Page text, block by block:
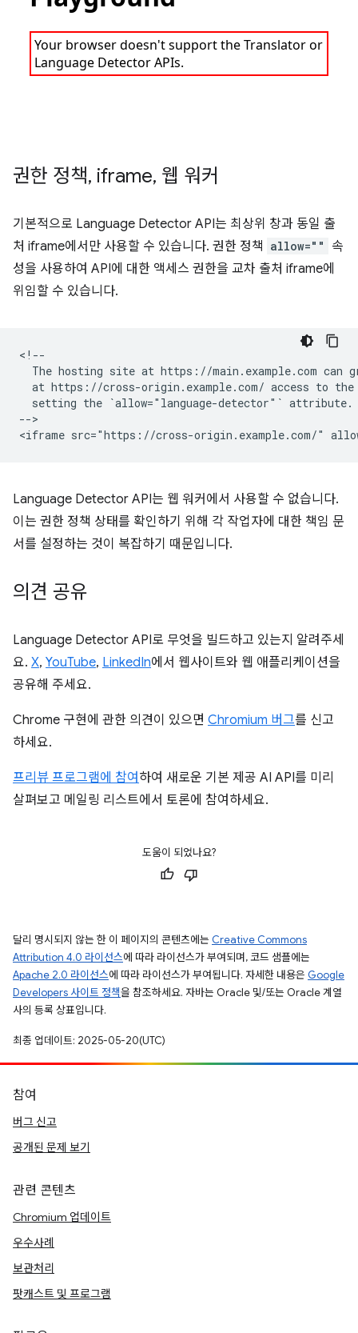
권한 정책, iframe, 웹 워커
기본적으로 Language Detector API는 최상위 창과 동일 출
처 iframe에서만 사용할 수 있습니다. 권한 정책 allow=""
속
성을 사용하여 API에 대한 액세스 권한을 교차 출처 iframe에
위임할 수 있습니다.
<!--
The hosting site at https://main.example.com can
at https://cross-origin.example.com/ access to
  setting the `allow="language-detector"` attribute.
-->
Language Detector API는 웹 워커에서 사용할 수 없습니다.
이는 권한 정책 상태를 확인하기 위해 각 작업자에 대한 책임 문
서를 설정하는 것이 복잡하기 때문입니다.
의견 공유
Language Detector API로 무엇을 빌드하고 있는지 알려주세
요. X, YouTube, LinkedIn에서 웹사이트와 웹 애플리케이션을
공유해 주세요.
Chrome 구현에 관한 의견이 있으면 Chromium 버그를 신고
하세요.
프리뷰 프로그램에 참여 하여 새로운 기본 제공 AI API를 미리
살펴보고 메일링 리스트에서 토론에 참여하세요.
도움이 되었나요?
달리 명시되지 않는 한 이 페이지의 콘텐츠에는 Creative Commons
Attribution 4.0 라이선스에 따라 라이선스가 부여되며, 코드 샘플에는
Apache 2.0 라이선스에 따라 라이선스가 부여됩니다. 자세한 내용은 Google
Developers 사이트 정책을 참조하세요. 자바는 Oracle 및/또는 Oracle 계열
사의 등록 상표입니다.
최종 업데이트: 2025-05-20(UTC)
참여
버그 신고
공개된 문제 보기
관련 콘텐츠
Chromium 업데이트
우수사례
보관처리
팟캐스트 및 프로그램